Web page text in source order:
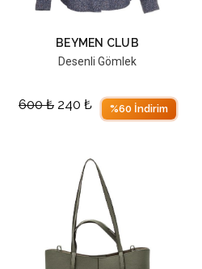
BEYMEN CLUB
Desenli Gömlek
600₺ 240 ₺ %60 İndirim